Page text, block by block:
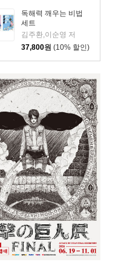
독해력 깨우는 비법
세트
김주환,이순영 저
37,800원 (10% 할인)